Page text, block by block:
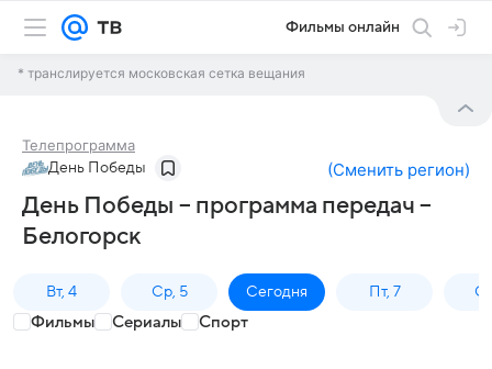
Фильмы онлайн
* транслируется московская сетка вещания
Телепрограмма
День Победы (Сменить регион)
День Победы – программа передач –
Белогорск
Вт, 4 Ср, 5 Сегодня Пт, 7
Фильмы Сериалы Спорт